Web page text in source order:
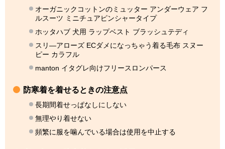
オーガニックコットンのミュッター アンダーウェア フ
ルスーツ ミニチュアピンシャータイプ
ホッタハブ 犬用 ラップベスト ブラッシュテディ
スリ―アローズ ECダメになっちゃう着る毛布 スヌー
ピー カラフル
manton イタグレ向けフリースロンパース
防寒着を着せるときの注意点
長期間着せっぱなしにしない
無理やり着せない
頻繁に服を噛んでいる場合は使用を中止する